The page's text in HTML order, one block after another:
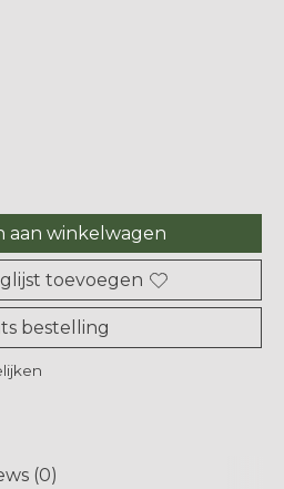
aan winkelwagen
toevoegen
bestelling
(0)